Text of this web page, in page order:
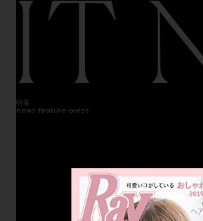
IT
特集
news-feature-press